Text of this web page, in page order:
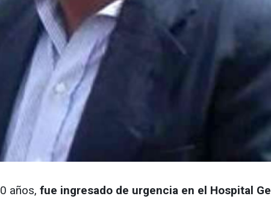
años, fue ingresado de urgencia en el Hospital